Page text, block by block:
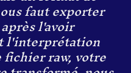
faut exporter
l'avoir
l'interprétation
raw, votre